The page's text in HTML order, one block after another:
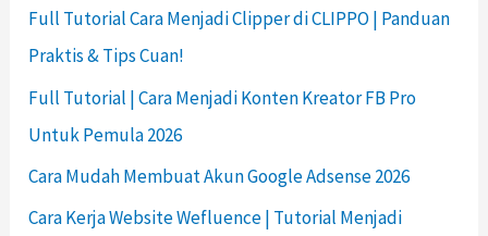
Full Tutorial Cara Menjadi Clipper di CLIPPO | Panduan
Praktis & Tips Cuan!
Full Tutorial | Cara Menjadi Konten Kreator FB Pro
Untuk Pemula 2026
Cara Mudah Membuat Akun Google Adsense 2026
Cara Kerja Website Wefluence | Tutorial Menjadi